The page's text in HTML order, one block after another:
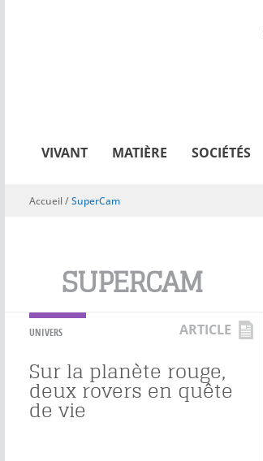
VIVANT MATIÈRE SOCIÉTÉS
Vous êtes ici
Accueil/SuperCam
SUPERCAM
UNIVERS ARTICLE
Sur la planète rouge,
deux rovers en quête
de vie